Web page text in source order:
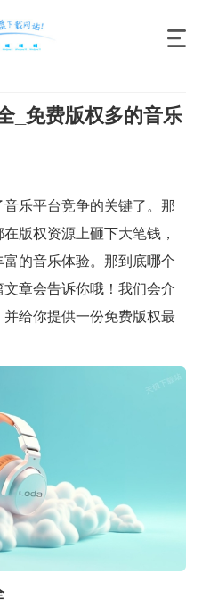
_免费版权多的音乐
乐平台竞争的关键了。那
版权资源上砸下大笔钱，
的音乐体验。那到底哪个
章会告诉你哦！我们会介
给你提供一份免费版权最